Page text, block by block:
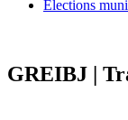
Élections
GREIBJ |